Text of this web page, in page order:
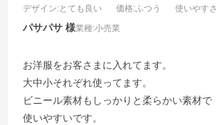
デザイン:とても良い 価格:ふつう 使いやすさ
パサパサ 業種:小売業
お洋服をお客さまに入れてます。
大中小それぞれ使ってます。
ビニール素材もしっかりと柔らかい素材で
使いやすいです。